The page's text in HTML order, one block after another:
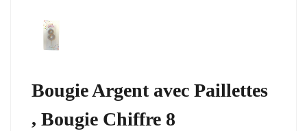
Bougie Argent avec Paillettes
, Bougie Chiffre 8